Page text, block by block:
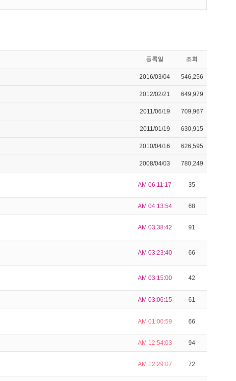
등록일 조회
2016/03/04 546,256
2012/02/21 649,979
2011/06/19 709,967
2011/01/19 630,915
2010/04/16 626,595
2008/04/03 780,249
AM 06:11:17 35
AM 04:13:54 68
AM 03:38:42 91
AM 03:23:40 66
AM 03:15:00 42
AM 03:06:15 61
AM 01:00:59 66
AM 12:54:03 94
AM 12:29:07 72